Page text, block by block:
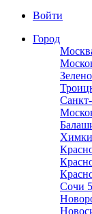
Войти
Город
Химки
Сочи